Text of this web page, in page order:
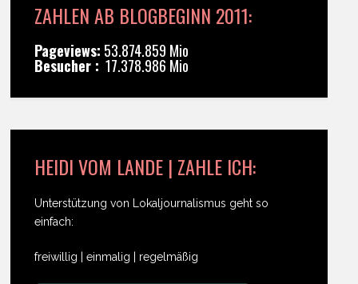
ZAHLEN AB BLOGBEGINN 2011:
Pageviews: 53.874.859 Mio
Besucher : 17.378.986 Mio
HEIDI VOM LANDE | ZAHLE ICH:
Unterstützung von Lokaljournalismus geht so
einfach:
freiwillig | einmalig | regelmäßig